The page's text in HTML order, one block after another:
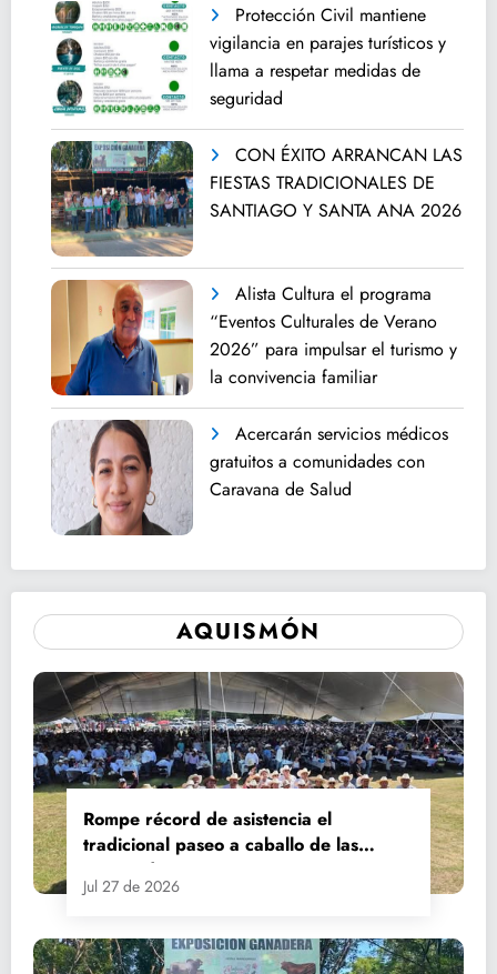
Protección Civil mantiene
vigilancia en parajes turísticos y
llama a respetar medidas de
seguridad
CON ÉXITO ARRANCAN LAS
FIESTAS TRADICIONALES DE
SANTIAGO Y SANTA ANA 2026
Alista Cultura el programa
“Eventos Culturales de Verano
2026” para impulsar el turismo y
la convivencia familiar
Acercarán servicios médicos
gratuitos a comunidades con
Caravana de Salud
AQUISMÓN
Rompe récord de asistencia el
tradicional paseo a caballo de las
Fiestas de Santiago y Santa Ana
Jul 27 de 2026